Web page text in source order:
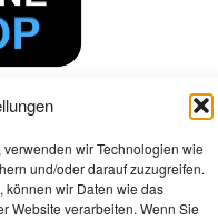
wir Technologien wie
und/oder darauf zuzugreifen.
können wir Daten wie das
Website verarbeiten. Wenn Sie